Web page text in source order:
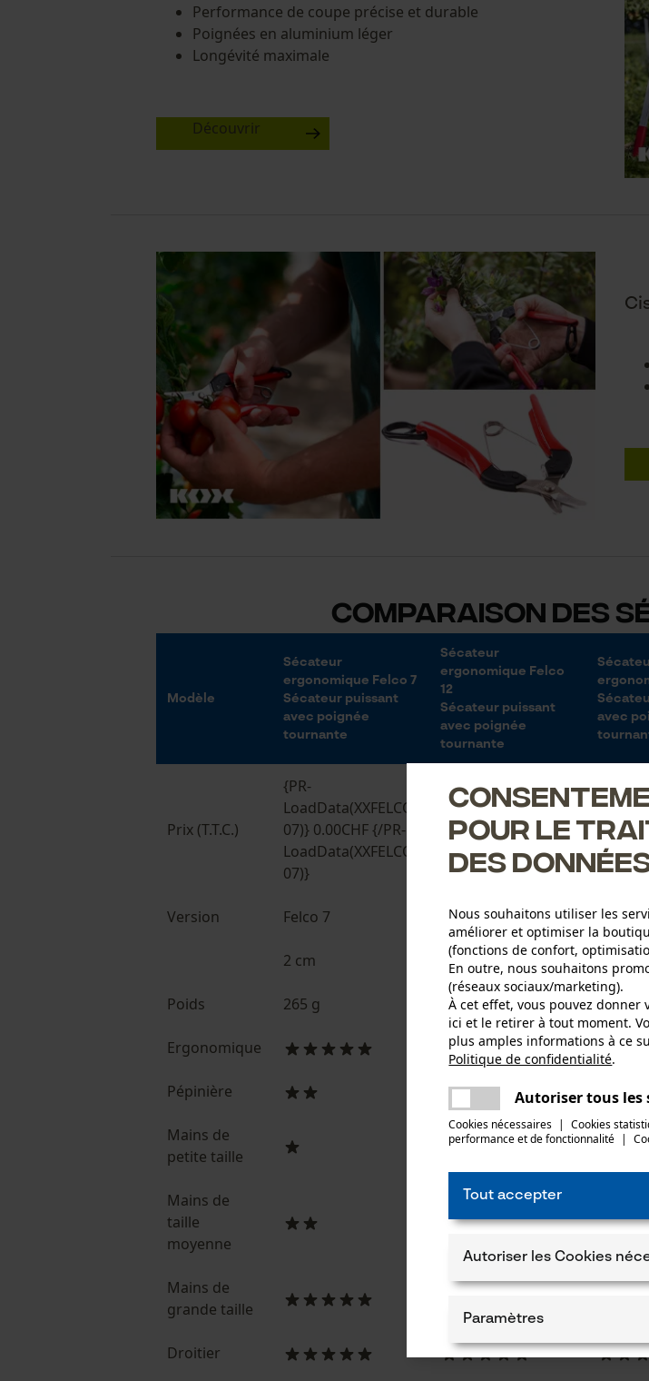
Performance de coupe précise et durable
Poignées en aluminium léger
Longévité maximale
Découvrir
Comparaison des
Modèle
Sécateur
ergonomique Felco 7
Sécateur puissant
avec poignée
tournante
Sécateur
ergonomique Felco
12
Sécateur puissant
avec poignée
tournante
avec
Prix (T.T.C.)
{PR-
LoadData(XXFELCO-
07)} 0.00CHF {/PR-
LoadData(XXFELCO-
07)}
{PR-
LoadData(XXFELCO-
12)} 0.00CHF {/PR-
LoadData(XXFELCO-
12)}
{PR-
06)}
06)}
Version Felco 7 Felco 12 Felco 6
2 cm 2,5 cm 2 cm
Poids 265 g 290 g 210 g
Ergonomique
Pépinière
Mains de
petite taille
Mains de
taille
moyenne
Mains de
grande taille
Droitier
pour le
des
Nous souhaitons utiliser les
améliorer et optimiser la
(fonctions de confort,
En outre, nous souhaitons
(réseaux sociaux/marketing).
À cet effet, vous pouvez donner
ici et le retirer à tout moment.
plus amples informations à ce
Politique de confidentialité.
Autoriser tous les
Cookies nécessaires | Cookies
performance et de fonctionnalité |
Tout accepter
Autoriser les Cookies
Paramètres
Une erreur s'est produite.
encore.
partager